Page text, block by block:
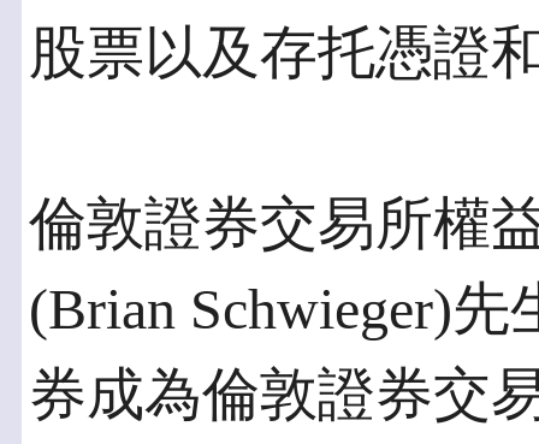
股票以及存托憑證
倫敦證券交易所權
(Brian Schwieger)
券成為倫敦證券交